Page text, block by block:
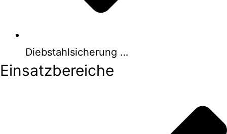
Diebstahlsicherung …
Einsatzbereiche